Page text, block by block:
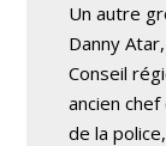
Un autre
Danny
Conseil
ancien
de la